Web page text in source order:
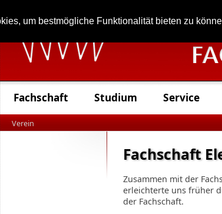
um bestmögliche Funktionalität bieten zu
Fachschaft Studium Service
Verein
Fachschaft
Zusammen mit der
erleichterte uns früher
der Fachschaft.